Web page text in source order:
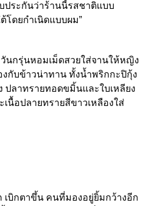
ประกันว่าร้านนี้รสชาติแบบ
โดยกำเนิดแบบผม”
นกรุ่นหอมเม็ดสวยใส่จานให้หญิง
กับข้าวน่าทาน ทั้งน้ำพริกกะปิกุ้ง
ปลาทรายทอดขมิ้นและใบเหลียง
นื้อปลายทรายสีขาวเหลืองใส่
บิกตาขึ้น คนที่มองอยู่ยิ้มกว้างอีก